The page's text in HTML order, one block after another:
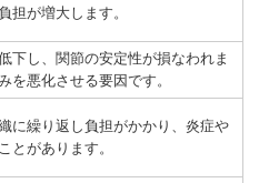
担が増大します。
下し、関節の安定性が損なわれま
を悪化させる要因です。
に繰り返し負担がかかり、炎症や
とがあります。